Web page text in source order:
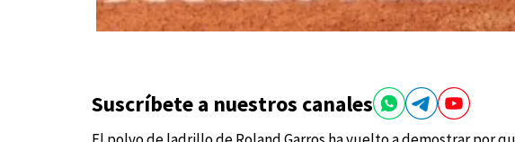
Suscríbete a nuestros canales